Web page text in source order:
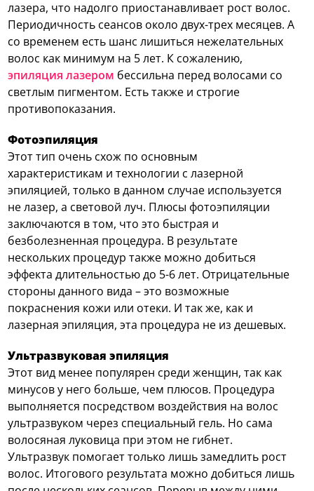
лазера, что надолго приостанавливает рост волос.
Периодичность сеансов около двух-трех месяцев. А
со временем есть шанс лишиться нежелательных
волос как минимум на 5 лет. К сожалению,
эпиляция лазером бессильна перед волосами со
светлым пигментом. Есть также и строгие
противопоказания.
Фотоэпиляция
Этот тип очень схож по основным
характеристикам и технологии с лазерной
эпиляцией, только в данном случае используется
не лазер, а световой луч. Плюсы фотоэпиляции
заключаются в том, что это быстрая и
безболезненная процедура. В результате
нескольких процедур также можно добиться
эффекта длительностью до 5-6 лет. Отрицательные
стороны данного вида – это возможные
покраснения кожи или отеки. И так же, как и
лазерная эпиляция, эта процедура не из дешевых.
Ультразвуковая эпиляция
Этот вид менее популярен среди женщин, так как
минусов у него больше, чем плюсов. Процедура
выполняется посредством воздействия на волос
ультразвуком через специальный гель. Но сама
волосяная луковица при этом не гибнет.
Ультразвук помогает только лишь замедлить рост
волос. Итогового результата можно добиться лишь